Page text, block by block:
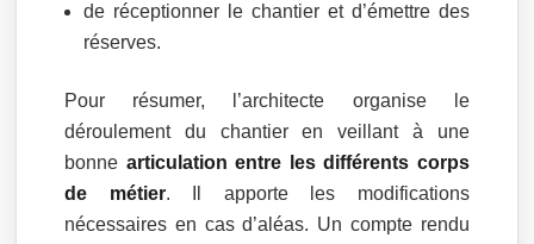
de réceptionner le chantier et d’émettre des
réserves.
Pour résumer, l’architecte organise le
déroulement du chantier en veillant à une
bonne articulation entre les différents corps
de métier. Il apporte les modifications
nécessaires en cas d’aléas. Un compte rendu